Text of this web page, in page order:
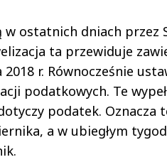
ostatnich dniach przez
ta przewiduje
r. Równocześnie
podatkowych. Te
podatek. Oznacza
a w ubiegłym